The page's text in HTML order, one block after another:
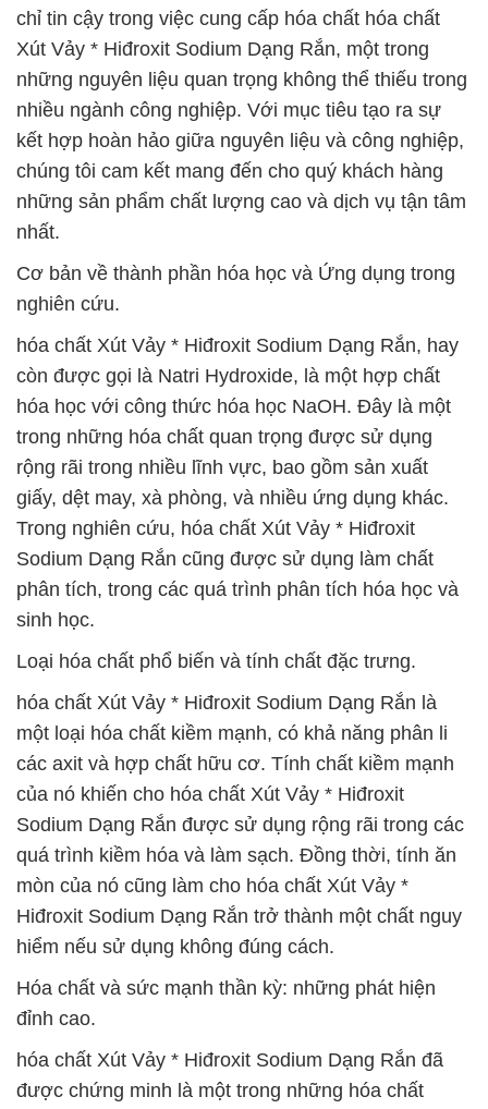
chỉ tin cậy trong việc cung cấp hóa chất hóa chất
Xút Vảy * Hiđroxit Sodium Dạng Rắn, một trong
những nguyên liệu quan trọng không thể thiếu trong
nhiều ngành công nghiệp. Với mục tiêu tạo ra sự
kết hợp hoàn hảo giữa nguyên liệu và công nghiệp,
chúng tôi cam kết mang đến cho quý khách hàng
những sản phẩm chất lượng cao và dịch vụ tận tâm
nhất.
Cơ bản về thành phần hóa học và Ứng dụng trong
nghiên cứu.
hóa chất Xút Vảy * Hiđroxit Sodium Dạng Rắn, hay
còn được gọi là Natri Hydroxide, là một hợp chất
hóa học với công thức hóa học NaOH. Đây là một
trong những hóa chất quan trọng được sử dụng
rộng rãi trong nhiều lĩnh vực, bao gồm sản xuất
giấy, dệt may, xà phòng, và nhiều ứng dụng khác.
Trong nghiên cứu, hóa chất Xút Vảy * Hiđroxit
Sodium Dạng Rắn cũng được sử dụng làm chất
phân tích, trong các quá trình phân tích hóa học và
sinh học.
Loại hóa chất phổ biến và tính chất đặc trưng.
hóa chất Xút Vảy * Hiđroxit Sodium Dạng Rắn là
một loại hóa chất kiềm mạnh, có khả năng phân li
các axit và hợp chất hữu cơ. Tính chất kiềm mạnh
của nó khiến cho hóa chất Xút Vảy * Hiđroxit
Sodium Dạng Rắn được sử dụng rộng rãi trong các
quá trình kiềm hóa và làm sạch. Đồng thời, tính ăn
mòn của nó cũng làm cho hóa chất Xút Vảy *
Hiđroxit Sodium Dạng Rắn trở thành một chất nguy
hiểm nếu sử dụng không đúng cách.
Hóa chất và sức mạnh thần kỳ: những phát hiện
đỉnh cao.
hóa chất Xút Vảy * Hiđroxit Sodium Dạng Rắn đã
được chứng minh là một trong những hóa chất